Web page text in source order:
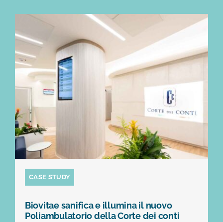
CASE STUDY
Biovitae sanifica e illumina il nuovo
Poliambulatorio della Corte dei conti